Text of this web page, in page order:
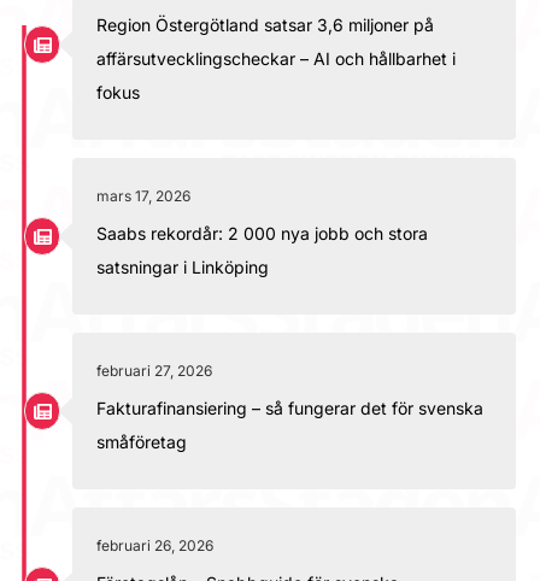
Region Östergötland satsar 3,6 miljoner på
affärsutvecklingscheckar – AI och hållbarhet i
fokus
mars 17, 2026
Saabs rekordår: 2 000 nya jobb och stora
satsningar i Linköping
februari 27, 2026
Fakturafinansiering – så fungerar det för svenska
småföretag
februari 26, 2026